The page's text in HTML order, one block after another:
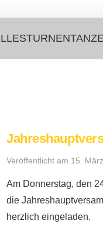
TURNEN
Veröffentlicht am 15.
Am Donnerstag, den
die
herzlich eingeladen.